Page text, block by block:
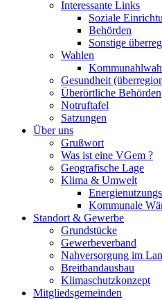
Interessante Links
Soziale
Behörden
Sonstige
Wahlen
Gesundheit
Überörtliche Behörden
Notruftafel
Satzungen
Über uns
Grußwort
Was ist eine VGem ?
Geografische Lage
Klima & Umwelt
Kommunale
Standort & Gewerbe
Grundstücke
Gewerbeverband
Nahversorgung im
Breitbandausbau
Klimaschutzkonzept
Mitgliedsgemeinden